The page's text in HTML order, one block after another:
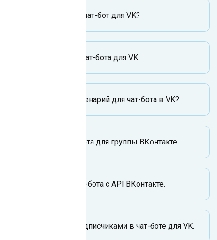
Как настроить чат-бот для VK?
Возможности чат-бота для VK.
Как создать сценарий для чат-бота в VK?
Функции чат-бота для группы ВКонтакте.
Интеграция чат-бота с API ВКонтакте.
Управление подписчиками в чат-боте для VK.